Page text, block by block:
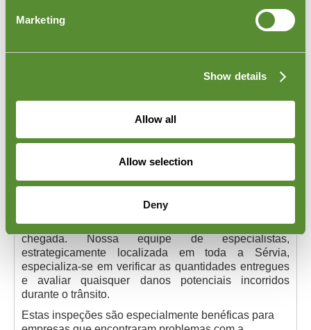
Marketing
Show details
Allow all
Allow selection
Deny
Inspeção de Mercadorias Entregues na Sérvia:
Garantir a qualidade e integridade das mercadorias
entregues na Sérvia é crucial para manter a reputação
do seu negócio e a confiança do cliente. Os serviços
personalizados para confirmar que seus produtos
atendem a todos os padrões especificados na
chegada. Nossa equipe de especialistas,
estrategicamente localizada em toda a Sérvia,
especializa-se em verificar as quantidades entregues
e avaliar quaisquer danos potenciais incorridos
durante o trânsito.
Estas inspeções são especialmente benéficas para